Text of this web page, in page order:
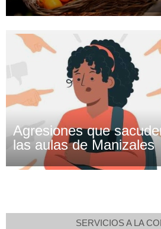
Agresiones que
las aulas de Manizales
SERVICIOS A LA